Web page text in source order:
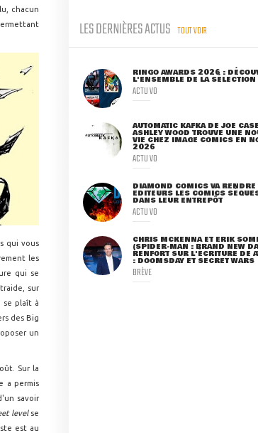
chacun
qui vous
les
qui se
sur
se plaît à
des Big
un
Sur la
a permis
savoir
levelse
est au
LES DERNIÈRES ACTUS TOUT VOIR
RINGO AWARDS 2026 :
L'ENSEMBLE DE LA SÉLECTION
ACTU VO
AUTOMATIC KAFKA DE JOE
ASHLEY WOOD TROUVE UNE
VIE CHEZ IMAGE COMICS EN
2026
ACTU VO
DIAMOND COMICS VA RENDRE
ÉDITEURS LES COMICS
DANS LEUR ENTREPÔT
ACTU VO
CHRIS MCKENNA ET ERIK
(SPIDER-MAN : BRAND NEW
RENFORT SUR L'ÉCRITURE DE
: DOOMSDAY ET SECRET WARS
BRÈVE